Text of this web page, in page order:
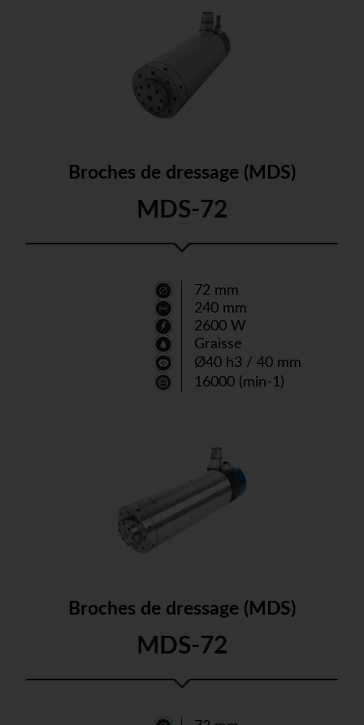
Broches de dressage (MDS)
MDS-72
72 mm
240 mm
2600 W
Graisse
Ø40 h3 / 40 mm
16000 (min-1)
Broches de dressage (MDS)
MDS-72